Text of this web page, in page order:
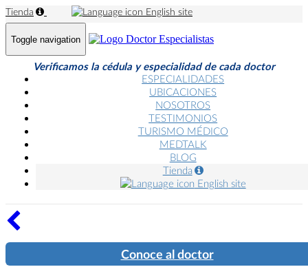
Tienda English site
Toggle navigation
Verificamos la cédula y especialidad de cada doctor
ESPECIALIDADES
UBICACIONES
NOSOTROS
TESTIMONIOS
TURISMO MÉDICO
MEDTALK
BLOG
Tienda
English site
Conoce al doctor